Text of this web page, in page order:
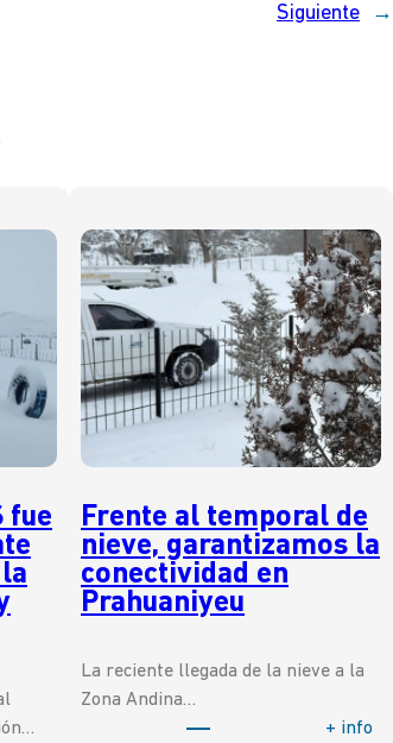
Siguiente →
fue
Frente al temporal de
nieve, garantizamos la
conectividad en
Prahuaniyeu
La reciente llegada de la nieve a la
Zona Andina…
+ info: